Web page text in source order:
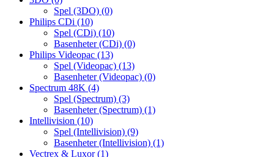
Spel (3DO) (0)
Philips CDi (10)
Spel (CDi) (10)
Basenheter (CDi) (0)
Philips Videopac (13)
Spel (Videopac) (13)
Basenheter (Videopac) (0)
Spectrum 48K (4)
Spel (Spectrum) (3)
Basenheter (Spectrum) (1)
Intellivision (10)
Spel (Intellivision) (9)
Basenheter (Intellivision) (1)
Vectrex & Luxor(1)